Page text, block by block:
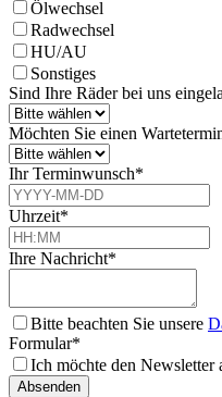
Ölwechsel
Radwechsel
HU/AU
Sonstiges
Sind Ihre Räder bei uns
Möchten Sie einen
Ihr Terminwunsch*
Uhrzeit*
Ihre Nachricht*
Bitte beachten Sie unsere
Formular*
Ich möchte den Newsletter
Absenden